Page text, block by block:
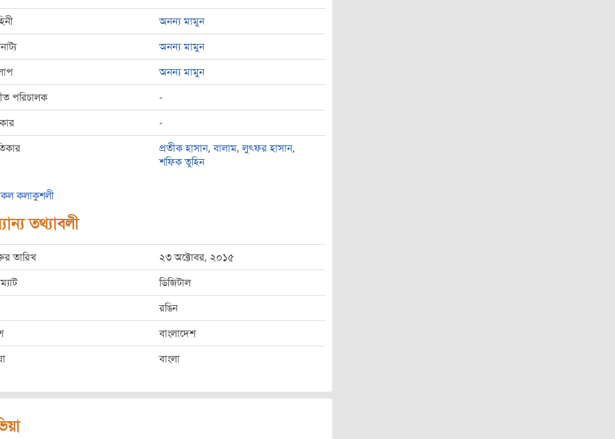
অনন্য মামুন
অনন্য মামুন
অনন্য মামুন
পরিচালক -
-
প্রতীক হাসান,বালাম,লুৎফর হাসান,
শফিক তুহিন
কলাকুশলী
তথ্যাবলী
তারিখ ২৩ অক্টোবর, ২০১৫
ডিজিটাল
রঙিন
বাংলাদেশ
বাংলা